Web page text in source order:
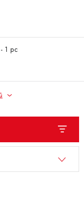
A PLATBA
ZBOŽÍ
1 pc